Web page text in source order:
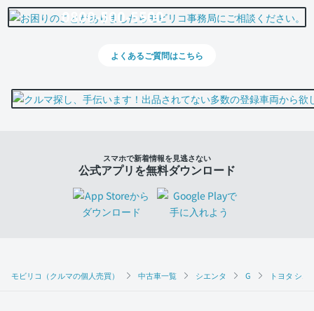
モビリコ（クルマの個人売買） 中古車一覧 シエンタ G トヨタ シ
0800-500-5500
よくあるご質問はこちら
スマホで新着情報を見逃さない
公式アプリを無料ダウンロード